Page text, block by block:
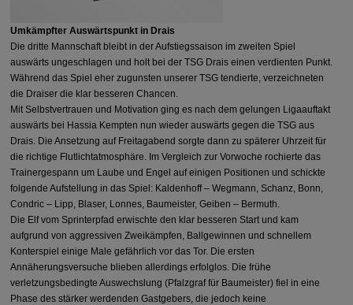
Umkämpfter Auswärtspunkt in Drais
Die dritte Mannschaft bleibt in der Aufstiegssaison im zweiten Spiel
auswärts ungeschlagen und holt bei der TSG Drais einen verdienten Punkt.
Während das Spiel eher zugunsten unserer TSG tendierte, verzeichneten
die Draiser die klar besseren Chancen.
Mit Selbstvertrauen und Motivation ging es nach dem gelungen Ligaauftakt
auswärts bei Hassia Kempten nun wieder auswärts gegen die TSG aus
Drais. Die Ansetzung auf Freitagabend sorgte dann zu späterer Uhrzeit für
die richtige Flutlichtatmosphäre. Im Vergleich zur Vorwoche rochierte das
Trainergespann um Laube und Engel auf einigen Positionen und schickte
folgende Aufstellung in das Spiel: Kaldenhoff – Wegmann, Schanz, Bonn
Condric – Lipp, Blaser, Lonnes, Baumeister, Geiben – Bermuth.
Die Elf vom Sprinterpfad erwischte den klar besseren Start und kam
aufgrund von aggressiven Zweikämpfen, Ballgewinnen und schnellem
Konterspiel einige Male gefährlich vor das Tor. Die ersten
Annäherungsversuche blieben allerdings erfolglos. Die frühe
verletzungsbedingte Auswechslung (Pfalzgraf für Baumeister) fiel in eine
Phase des stärker werdenden Gastgebers, die jedoch keine